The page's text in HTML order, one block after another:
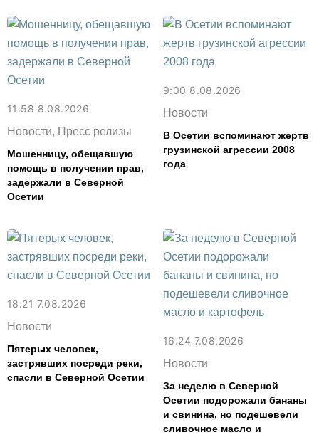
11:58 8.08.2026
Новости, Пресс релизы
Мошенницу, обещавшую
помощь в получении прав,
задержали в Северной
Осетии
9:00 8.08.2026
Новости
В Осетии вспоминают жертв
грузинской агрессии 2008
года
18:21 7.08.2026
Новости
Пятерых человек,
застрявших посреди реки,
спасли в Северной Осетии
16:24 7.08.2026
Новости
За неделю в Северной
Осетии подорожали бананы
и свинина, но подешевели
сливочное масло и